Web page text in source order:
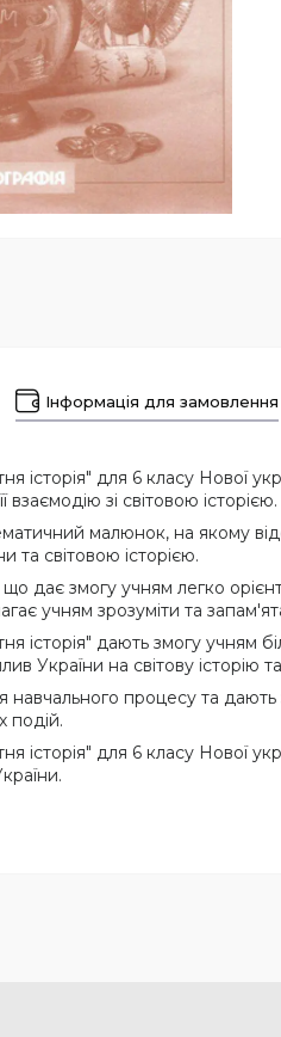
Інформація для замовлення
історія" для 6 класу
зі світовою історією.
малюнок, на якому
та світовою історією.
дає змогу учням легко
учням зрозуміти та
історія" дають змогу
України на світову історію
навчального процесу та
подій.
історія" для 6 класу